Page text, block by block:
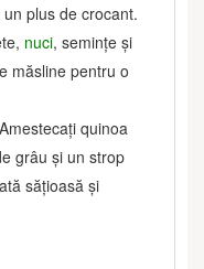
plus de crocant.
nuci, semințe și
măsline pentru o
quinoa
grâu și un strop
sățioasă și